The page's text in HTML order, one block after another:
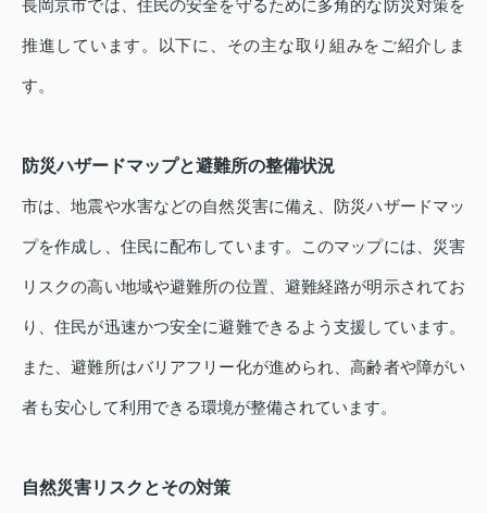
長岡京市では、住民の安全を守るために多角的な防災対策を
推進しています。以下に、その主な取り組みをご紹介しま
す。
防災ハザードマップと避難所の整備状況
市は、地震や水害などの自然災害に備え、防災ハザードマッ
プを作成し、住民に配布しています。このマップには、災害
リスクの高い地域や避難所の位置、避難経路が明示されてお
り、住民が迅速かつ安全に避難できるよう支援しています。
また、避難所はバリアフリー化が進められ、高齢者や障がい
者も安心して利用できる環境が整備されています。
自然災害リスクとその対策